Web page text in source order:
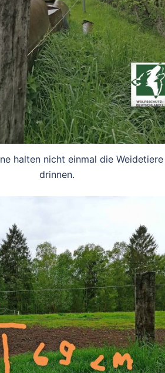
halten nicht einmal die Weidetiere
drinnen.